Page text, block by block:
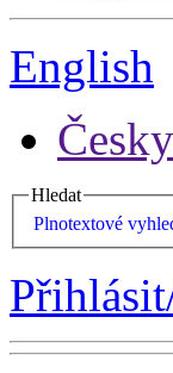
English
Česky
Hledat
Plnotextové